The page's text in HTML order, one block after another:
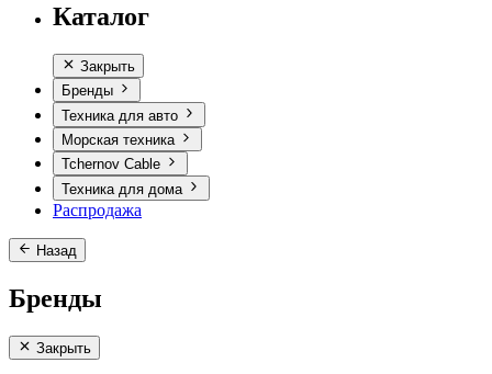
Каталог
Закрыть
Бренды
Техника для авто
Морская техника
Tchernov Cable
Техника для дома
Распродажа
Назад
Бренды
Закрыть